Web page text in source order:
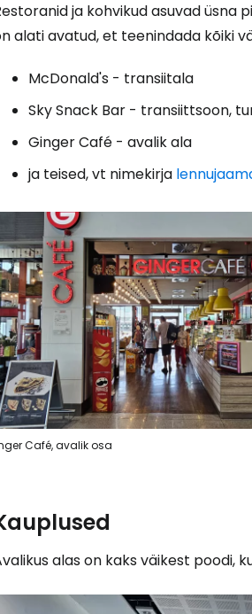
ja kohvikud asuvad üsna
alati avatud, et teenindada kõiki
McDonald's - transiitala
Sky Snack Bar - transiittsoon,
Ginger Café - avalik ala
ja teised, vt nimekirja
Café, avalik osa
alas on kaks väikest poodi,
...